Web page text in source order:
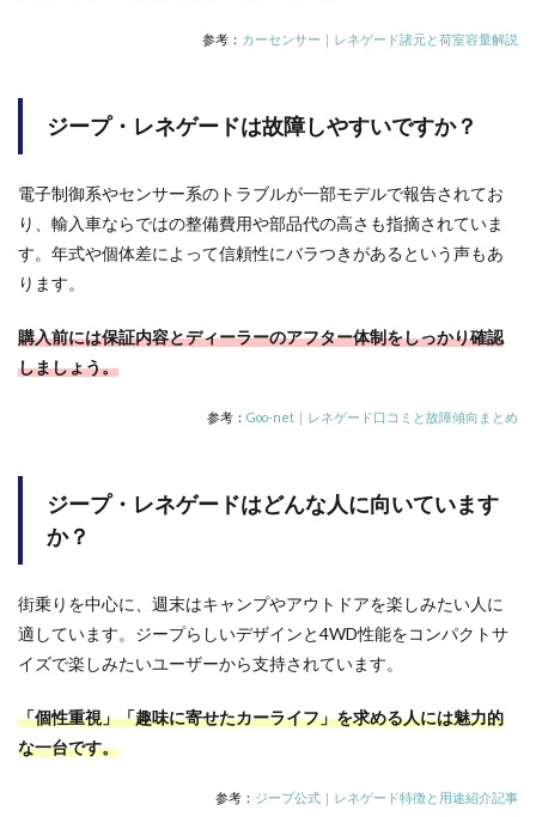
参考： カーセンサー｜レネゲード諸元と荷室容量解説
ジープ・レネゲードは故障しやすいですか？
電子制御系やセンサー系のトラブルが一部モデルで報告されてお
り、輸入車ならではの整備費用や部品代の高さも指摘されていま
す。年式や個体差によって信頼性にバラつきがあるという声もあ
ります。
購入前には保証内容とディーラーのアフター体制をしっかり確認
しましょう。
参考： Goo-net｜レネゲード口コミと故障傾向まとめ
ジープ・レネゲードはどんな人に向いています
か？
街乗りを中心に、週末はキャンプやアウトドアを楽しみたい人に
適しています。ジープらしいデザインと4WD性能をコンパクトサ
イズで楽しみたいユーザーから支持されています。
「個性重視」「趣味に寄せたカーライフ」を求める人には魅力的
な一台です。
参考： ジープ公式｜レネゲード特徴と用途紹介記事